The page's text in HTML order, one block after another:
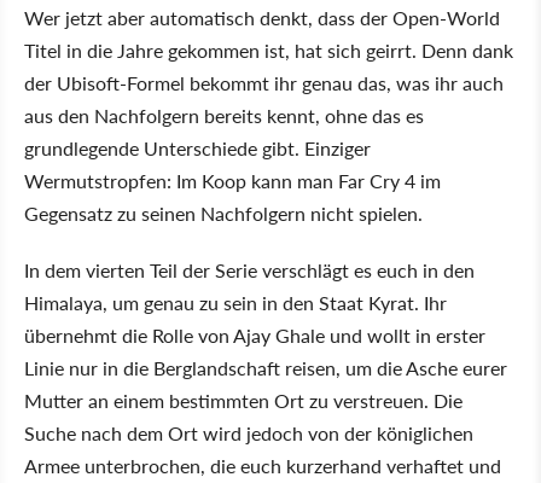
Wer jetzt aber automatisch denkt, dass der Open-World
Titel in die Jahre gekommen ist, hat sich geirrt. Denn dank
der Ubisoft-Formel bekommt ihr genau das, was ihr auch
aus den Nachfolgern bereits kennt, ohne das es
grundlegende Unterschiede gibt. Einziger
Wermutstropfen: Im Koop kann man Far Cry 4 im
Gegensatz zu seinen Nachfolgern nicht spielen.
In dem vierten Teil der Serie verschlägt es euch in den
Himalaya, um genau zu sein in den Staat Kyrat. Ihr
übernehmt die Rolle von Ajay Ghale und wollt in erster
Linie nur in die Berglandschaft reisen, um die Asche eurer
Mutter an einem bestimmten Ort zu verstreuen. Die
Suche nach dem Ort wird jedoch von der königlichen
Armee unterbrochen, die euch kurzerhand verhaftet und